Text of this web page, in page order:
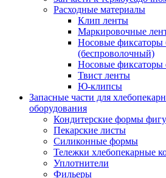
Расходные материалы
Клип ленты
Маркировочные
Носовые фиксаторы
(беспроволочный)
Носовые фиксаторы
Твист ленты
Ю-клипсы
Запасные части для
оборудования
Кондитерские формы
Пекарские листы
Силиконные формы
Тележки хлебопекарные
Уплотнители
Фильеры